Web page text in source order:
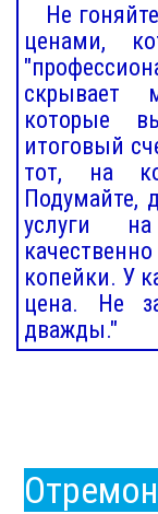
Не
ценами,
скрывает
которые
итоговый
тот, на
Подумайте,
услуги
копейки. У
цена. Не
дважды."